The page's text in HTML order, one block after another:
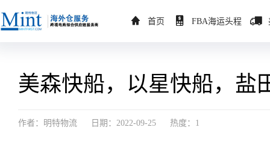
首页 FBA海运头程
美森快船，以星快船，盐
作者：明特物流 日期：2022-09-25 热度：1